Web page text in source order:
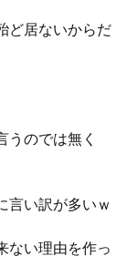
ど居ないからだ
うのでは無く
言い訳が多いｗ
ない理由を作っ